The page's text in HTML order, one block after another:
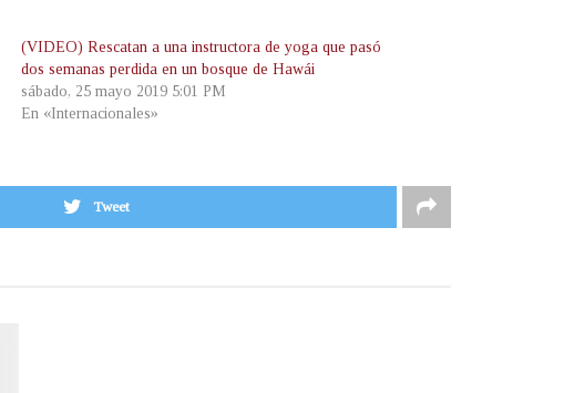
(VIDEO) Rescatan a una instructora de yoga que pasó
dos semanas perdida en un bosque de Hawái
sábado, 25 mayo 2019 5:01 PM
En «Internacionales»
Tweet